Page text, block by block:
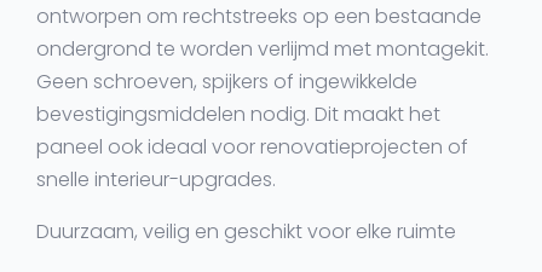
ontworpen om rechtstreeks op een bestaande
ondergrond te worden verlijmd met montagekit.
Geen schroeven, spijkers of ingewikkelde
bevestigingsmiddelen nodig. Dit maakt het
paneel ook ideaal voor renovatieprojecten of
snelle interieur-upgrades.
Duurzaam, veilig en geschikt voor elke ruimte